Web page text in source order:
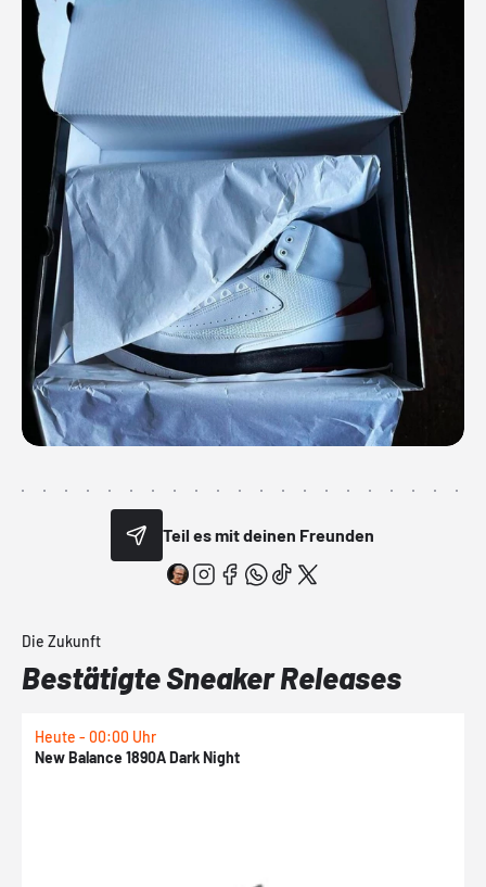
Teil es mit deinen Freunden
Die Zukunft
Bestätigte Sneaker Releases
Heute - 00:00 Uhr
New Balance 1890A Dark Night